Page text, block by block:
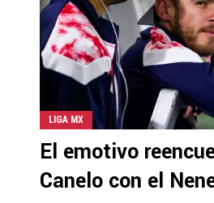
LIGA MX
El emotivo
Canelo con el